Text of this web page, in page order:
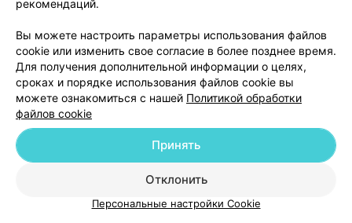
Добавить компанию
рекомендаций.
Вы можете настроить параметры использования файлов
cookie или изменить свое согласие в более позднее время.
Для получения дополнительной информации о целях,
сроках и порядке использования файлов cookie вы
можете ознакомиться с нашей Политикой обработки
файлов cookie
Отклонить
Принять
Персональные настройки Cookie